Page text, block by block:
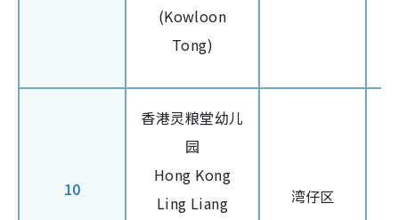
(Kowloon
Tong)
10
香港灵粮堂幼儿
园
Hong Kong
Ling Liang
湾仔区